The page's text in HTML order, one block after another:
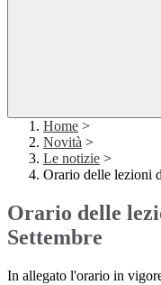
Home >
Novità >
Le notizie >
Orario delle lezioni
Orario delle
Settembre
In allegato l'orario in